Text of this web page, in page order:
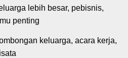
lebih besar, pebisnis,
penting
keluarga, acara kerja,